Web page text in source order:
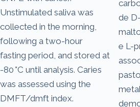
Unstimulated saliva was
collected in the morning,
following a two-hour
fasting period, and stored at
-80 °C until analysis. Caries
was assessed using the
DMFT/dmft index.
de
e L-